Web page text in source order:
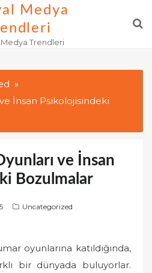
Medya
Medya Trendleri
İnsan Psikolojisindeki
ve İnsan
Bozulmalar
Uncategorized
oyunlarına katıldığında,
bir dünyada buluyorlar.